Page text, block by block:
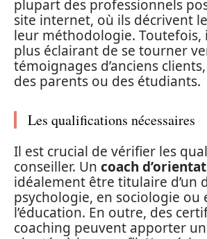
plupart des professionnels
site internet, où ils décrivent
leur méthodologie. Toutefois,
plus éclairant de se tourner
témoignages d’anciens
des parents ou des étudiants.
Les qualifications nécessaires
Il est crucial de vérifier les
conseiller. Un coach
idéalement être titulaire d’un
psychologie, en sociologie ou
l’éducation. En outre, des
coaching peuvent apporter